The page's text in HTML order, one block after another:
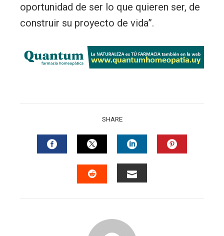
oportunidad de ser lo que quieren ser, de
construir su proyecto de vida”.
SHARE
FACEBOOKTWITTERLINKEDIN